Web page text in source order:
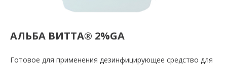
АЛЬБА ВИТТА® 2%GA
Готовое для применения дезинфицирующее средство для